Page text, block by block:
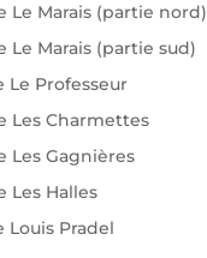
Le Marais (partie nord)
Le Marais (partie sud)
Professeur
Les Charmettes
Les Gagnières
Les Halles
Pradel